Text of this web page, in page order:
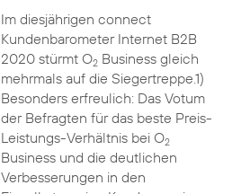
Im diesjährigen connect
Kundenbarometer Internet B2B
2020 stürmt O2Business gleich
mehrmals auf die Siegertreppe.1)
Besonders erfreulich: Das Votum
der Befragten für das beste Preis-
Leistungs-Verhältnis bei O2
Business und die deutlichen
Verbesserungen in den